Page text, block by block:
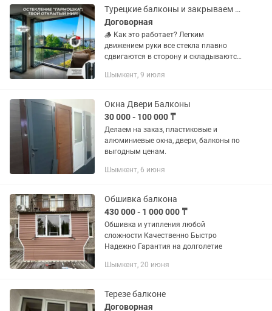
Турецкие балконы и закрываем Террасу
Договорная
🪵 Как это работает? Легким
движением руки все стекла плавно
сдвигаются в сторону и складываются
теплый день ваш балкон или веранда
Шымкент, 9 июля
Окна Двери Балконы
30 000 - 100 000 ₸
Делаем на заказ, пластиковые и
алюминиевые окна, двери, балконы по
выгодным ценам.
Шымкент, 6 июня
Обшивка балкона
430 000 - 1 000 000 ₸
Обшивка и утипления любой
сложности Качественно Быстро
Надежно Гарантия на долголетие
Шымкент, 20 июня
Терезе балконе
Договорная